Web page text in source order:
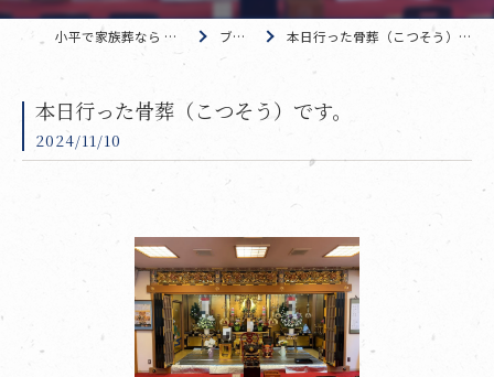
小平で家族葬なら 法善寺 ブログ 本日行った骨葬（こつそう）です。
本日行った骨葬（こつそう）です。
2024/11/10